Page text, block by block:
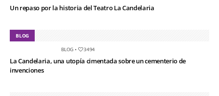
Un repaso por la historia del Teatro La Candelaria
BLOG
BLOG • 3494
La Candelaria, una utopía cimentada sobre un cementerio de
invenciones